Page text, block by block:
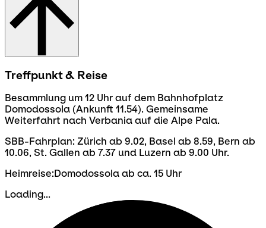
Treffpunkt & Reise
Besammlung um 12 Uhr auf dem Bahnhofplatz
Domodossola (Ankunft 11.54). Gemeinsame
Weiterfahrt nach Verbania auf die Alpe Pala.
SBB-Fahrplan: Zürich ab 9.02, Basel ab 8.59, Bern ab
10.06, St. Gallen ab 7.37 und Luzern ab 9.00 Uhr.
Heimreise:Domodossola ab ca. 15 Uhr
Loading...